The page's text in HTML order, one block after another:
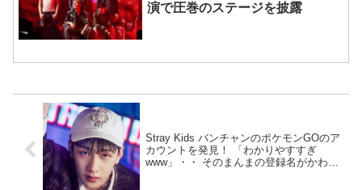
演で圧巻のステージを披露
Stray Kids バンチャンのポケモンGOのア
カウントを発見！ 「わかりやすすぎ
www」・・ そのまんまの登録名がかわい